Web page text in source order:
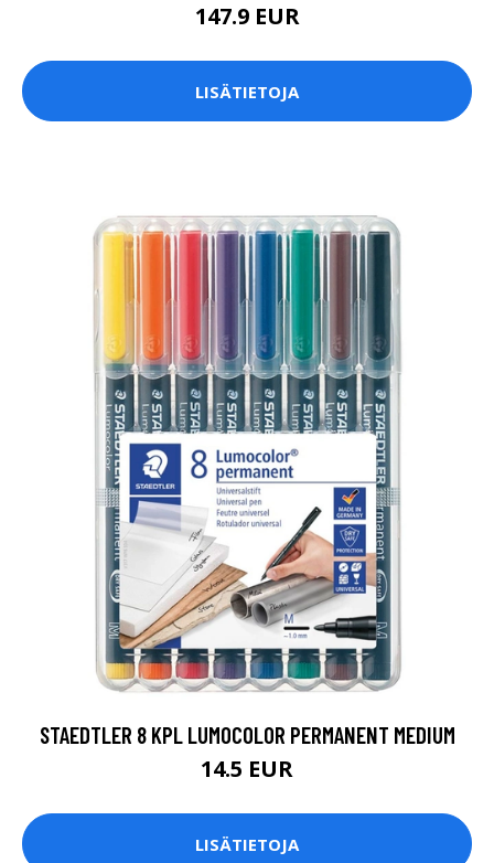
147.9 EUR
LISÄTIETOJA
STAEDTLER 8 KPL LUMOCOLOR PERMANENT MEDIUM
14.5 EUR
LISÄTIETOJA